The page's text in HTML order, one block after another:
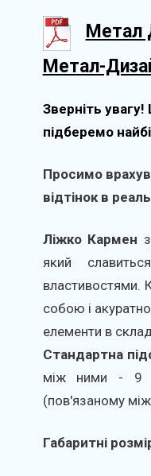
Метал
Метал-
Зверніть
підберемо
Просимо
відтінок в
Ліжко Кармен
який
властивостями.
собою і
елементи в
Стандартна
між ними - 9
(пов'язаному
Габаритні